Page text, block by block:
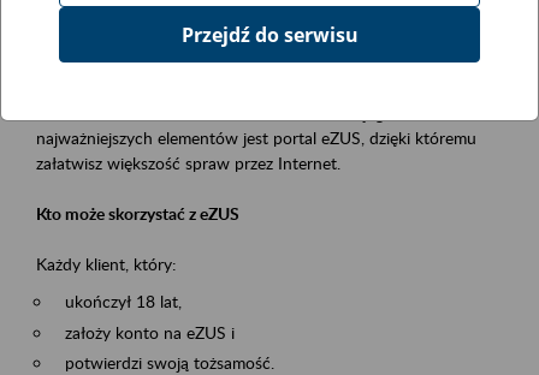
Event description
Platforma Usług Elektronicznych ZUS eZUS
najważniejszych elementów jest portal eZUS, dzięki któremu
załatwisz większość spraw przez Internet.
Kto może skorzystać z eZUS
Każdy klient, który:
ukończył 18 lat,
założy konto na eZUS i
potwierdzi swoją tożsamość.
Przejdź do serwisu